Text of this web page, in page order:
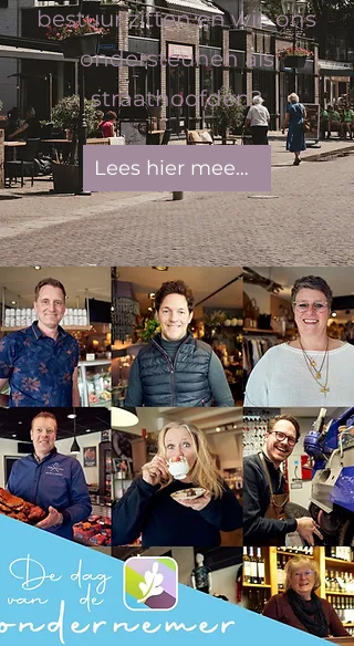
bestuur zitten en wie ons
ondersteunen als
straathoofden?
Lees hier meer >>